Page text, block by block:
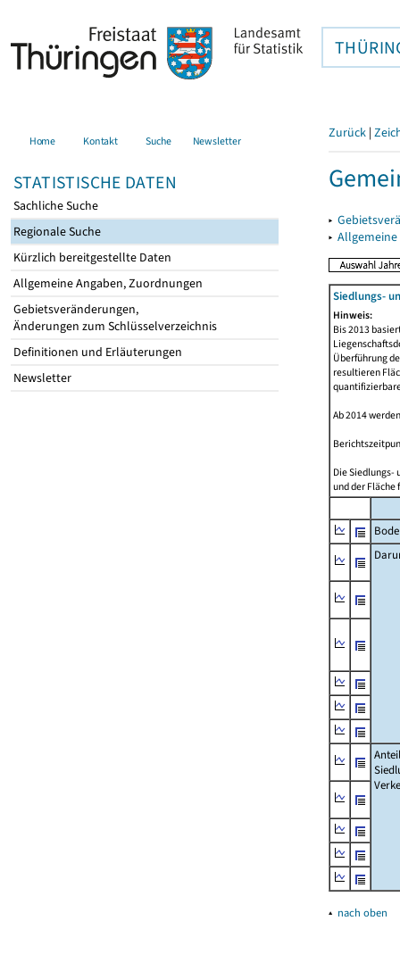
Home Kontakt Suche Newsletter
STATISTISCHE DATEN
Sachliche Suche
Regionale Suche
Kürzlich bereitgestellte Daten
Allgemeine Angaben, Zuordnungen
Gebietsveränderungen,
Änderungen zum Schlüsselverzeichnis
Definitionen und Erläuterungen
Newsletter
Zurück |
▸
▸
Siedlungs-
Hinweis:
Bis 2013
Überführung
resultieren
Ab 2014
Die Siedlungs-
und der Fläche
▴ nach oben